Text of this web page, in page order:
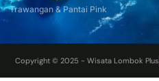
Trawangan & Pantai Pink
Copyright © 2025 - Wisata Lombok Plus